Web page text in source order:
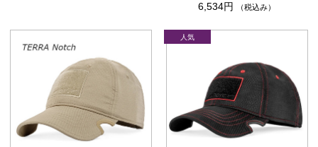
6,534円
（税込み）